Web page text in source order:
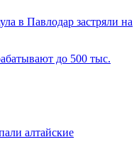
в Павлодар застряли на
до 500 тыс.
алтайские